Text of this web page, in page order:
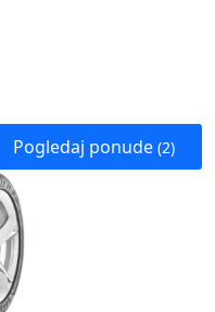
Pogledaj ponude (2)